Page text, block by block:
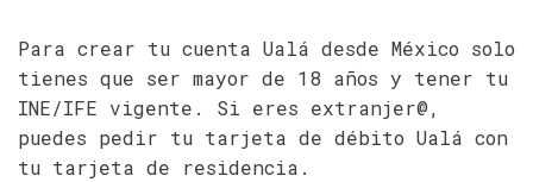
Para crear tu cuenta Ualá desde México solo
tienes que ser mayor de 18 años y tener tu
INE/IFE vigente. Si eres extranjer@,
puedes pedir tu tarjeta de débito Ualá con
tu tarjeta de residencia.